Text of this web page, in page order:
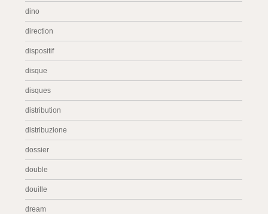
dino
direction
dispositif
disque
disques
distribution
distribuzione
dossier
double
douille
dream